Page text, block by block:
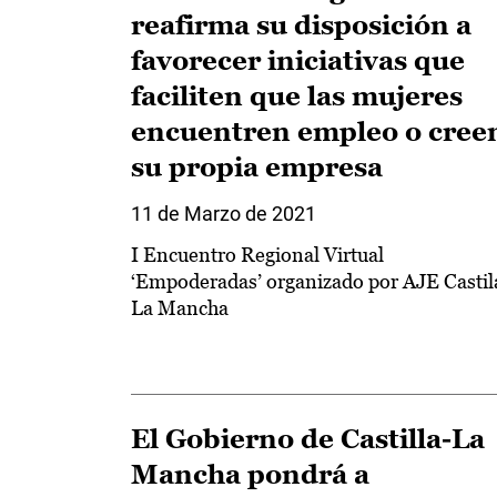
reafirma su disposición a
favorecer iniciativas que
faciliten que las mujeres
encuentren empleo o
su propia empresa
11 de Marzo de 2021
I Encuentro Regional Virtual
‘Empoderadas’ organizado por AJE
La Mancha
El Gobierno de Castilla-La
Mancha pondrá a